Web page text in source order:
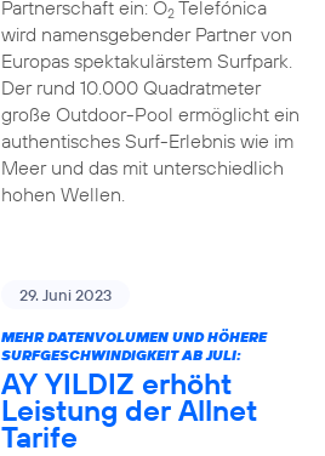
Partnerschaft ein: O2Telefónica
wird namensgebender Partner von
Europas spektakulärstem Surfpark.
Der rund 10.000 Quadratmeter
große Outdoor-Pool ermöglicht ein
authentisches Surf-Erlebnis wie im
Meer und das mit unterschiedlich
hohen Wellen.
29. Juni 2023
MEHR DATENVOLUMEN UND HÖHERE
SURFGESCHWINDIGKEIT AB JULI:
AY YILDIZ erhöht
Leistung der Allnet
Tarife